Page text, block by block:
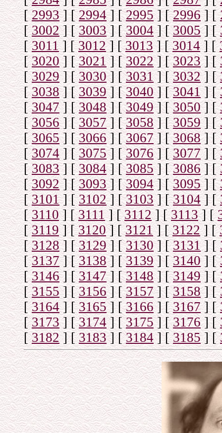
[2993] [2994] [2995] [2996] [
[3002] [3003] [3004] [3005] [
[3011] [3012] [3013 ] [3014] [
[3020] [3021] [3022] [3023] [
[3029] [3030] [3031] [3032] [
[3038] [3039] [3040] [3041] [
[3047] [3048] [3049] [3050] [
[3056] [3057] [3058 ] [3059] [
[3065] [3066] [3067] [3068] [
[3074] [3075] [3076] [3077] [
[3083] [3084] [3085] [3086] [
[3092] [3093] [3094] [3095] [
[3101] [3102] [3103] [3104] [
[3110] [3111] [ 3112] [3113] [
[3119] [3120] [3121 ] [3122] [
[3128] [3129] [3130] [3131] [
[3137] [3138] [3139] [3140] [
[3146] [3147] [3148] [3149] [
[3155] [3156] [3157] [3158] [
[3164] [3165] [3166 ] [3167] [
[3173] [3174] [3175] [3176] [
[3182] [3183] [3184] [3185] [